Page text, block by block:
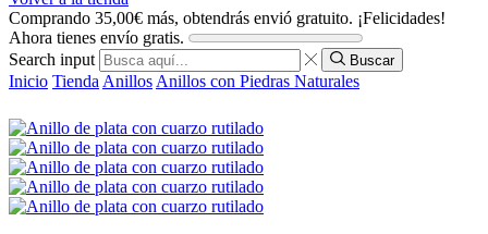
Comprando 35,00€ más, obtendrás envió gratuito. ¡Felicidades!
Ahora tienes envío gratis.
Search input
Buscar
Inicio TiendaAnillosAnillos con Piedras Naturales